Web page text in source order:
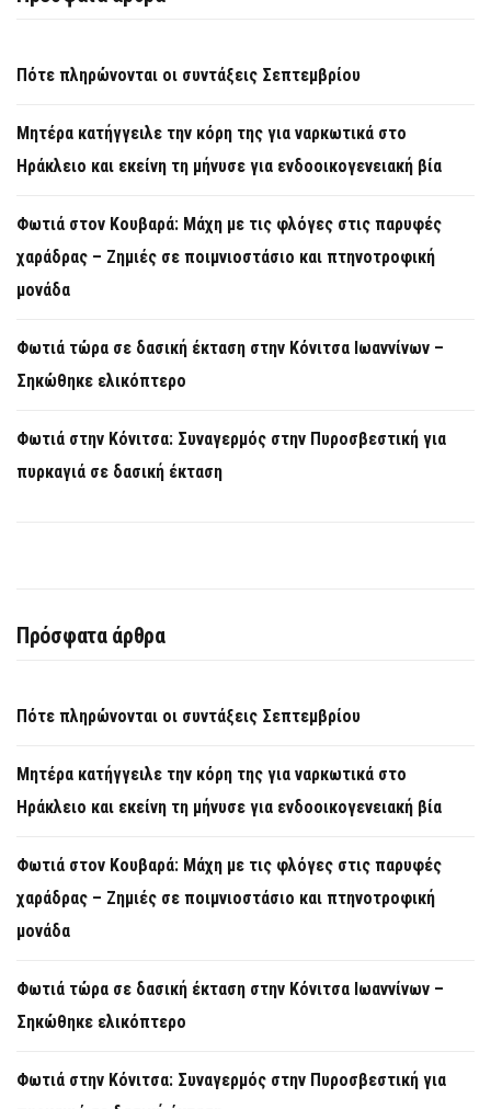
Πότε πληρώνονται οι συντάξεις Σεπτεμβρίου
Μητέρα κατήγγειλε την κόρη της για ναρκωτικά στο
Ηράκλειο και εκείνη τη μήνυσε για ενδοοικογενειακή βία
Φωτιά στον Κουβαρά: Μάχη με τις φλόγες στις παρυφές
χαράδρας – Ζημιές σε ποιμνιοστάσιο και πτηνοτροφική
μονάδα
Φωτιά τώρα σε δασική έκταση στην Κόνιτσα Ιωαννίνων –
Σηκώθηκε ελικόπτερο
Φωτιά στην Κόνιτσα: Συναγερμός στην Πυροσβεστική για
πυρκαγιά σε δασική έκταση
Πρόσφατα άρθρα
Πότε πληρώνονται οι συντάξεις Σεπτεμβρίου
Μητέρα κατήγγειλε την κόρη της για ναρκωτικά στο
Ηράκλειο και εκείνη τη μήνυσε για ενδοοικογενειακή βία
Φωτιά στον Κουβαρά: Μάχη με τις φλόγες στις παρυφές
χαράδρας – Ζημιές σε ποιμνιοστάσιο και πτηνοτροφική
μονάδα
Φωτιά τώρα σε δασική έκταση στην Κόνιτσα Ιωαννίνων –
Σηκώθηκε ελικόπτερο
Φωτιά στην Κόνιτσα: Συναγερμός στην Πυροσβεστική για